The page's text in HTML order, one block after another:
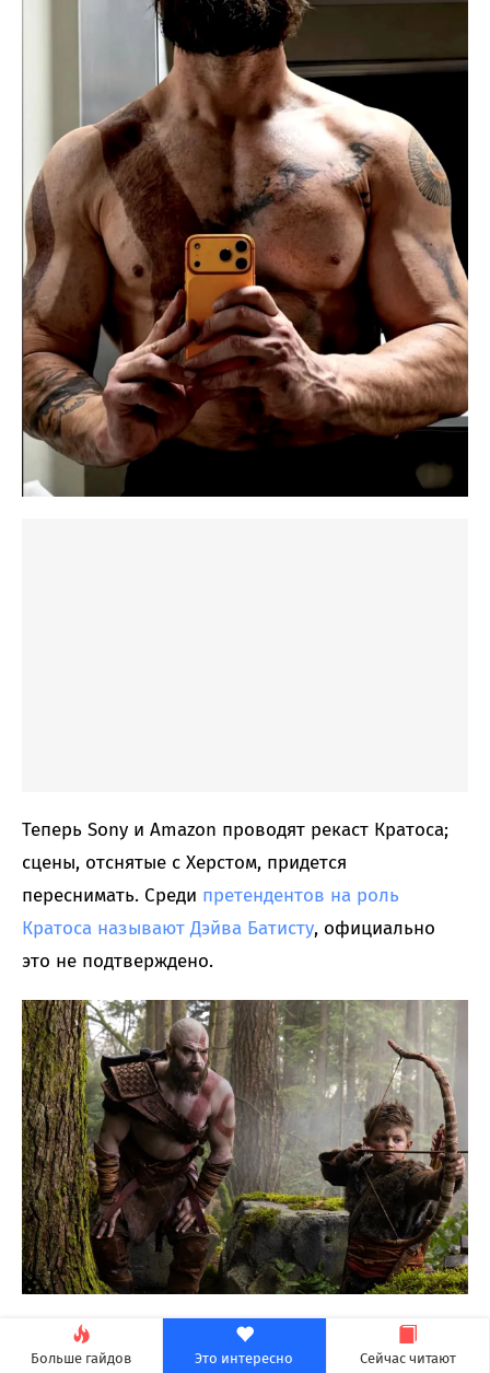
Больше гайдов Это интересно Сейчас читают
Теперь Sony и Amazon проводят рекаст Кратоса;
сцены, отснятые с Херстом, придется
переснимать. Среди претендентов на роль
Кратоса называют Дэйва Батисту, официально
это не подтверждено.
Дата премьеры сериала God of War не объявлена.
Сериал получит как минимум два сезона.